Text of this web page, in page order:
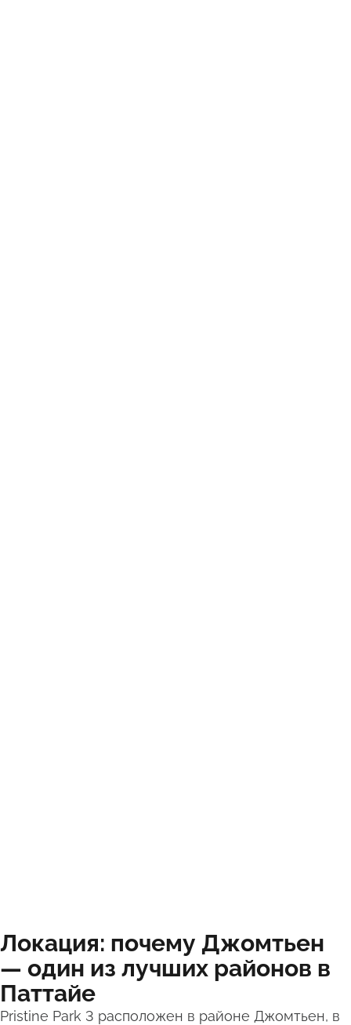
Локация: почему Джомтьен
— один из лучших районов в
Паттайе
Pristine Park 3 расположен в районе Джомтьен, в